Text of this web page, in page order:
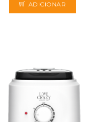
ADICIONAR